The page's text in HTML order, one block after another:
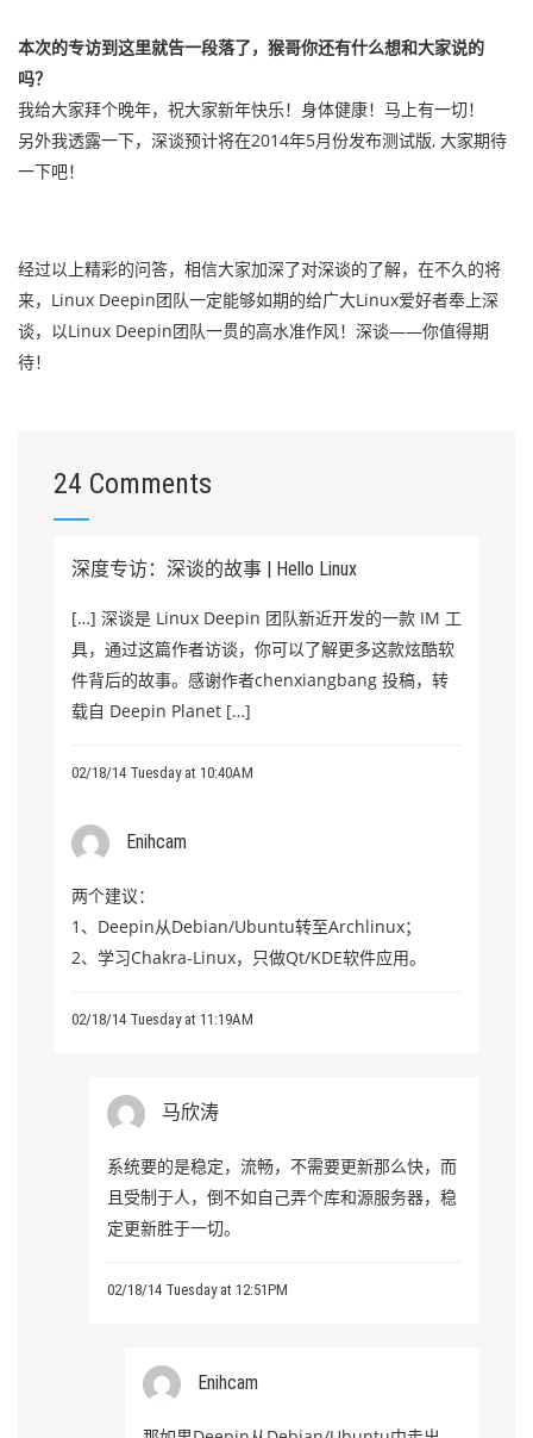
本次的专访到这里就告一段落了，猴哥你还有什么想和大家说的
吗？
我给大家拜个晚年，祝大家新年快乐！身体健康！马上有一切！
另外我透露一下，深谈预计将在2014年5月份发布测试版, 大家期待
一下吧！
经过以上精彩的问答，相信大家加深了对深谈的了解，在不久的将
来，Linux Deepin团队一定能够如期的给广大Linux爱好者奉上深
谈，以Linux Deepin团队一贯的高水准作风！深谈——你值得期
待！
24 Comments
深度专访：深谈的故事 | Hello Linux
[…] 深谈是 Linux Deepin 团队新近开发的一款 IM 工
具，通过这篇作者访谈，你可以了解更多这款炫酷软
件背后的故事。感谢作者chenxiangbang 投稿，转
载自 Deepin Planet […]
02/18/14 Tuesday at 10:40AM
Enihcam
两个建议：
1、Deepin从Debian/Ubuntu转至Archlinux；
2、学习Chakra-Linux，只做Qt/KDE软件应用。
02/18/14 Tuesday at 11:19AM
马欣涛
系统要的是稳定，流畅，不需要更新那么快，而
且受制于人，倒不如自己弄个库和源服务器，稳
定更新胜于一切。
02/18/14 Tuesday at 12:51PM
Enihcam